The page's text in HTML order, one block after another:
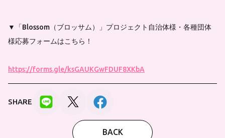
▼「Blossom（ブロッサム）」プロジェクト自治体様・各種団体
様応募フォームはこちら！
https://forms.gle/ksGAUKGwFDUF8XKbA
SHARE
BACK